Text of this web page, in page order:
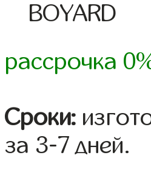
BOYARD
рассрочка
Сроки:
за 3-7 дней.